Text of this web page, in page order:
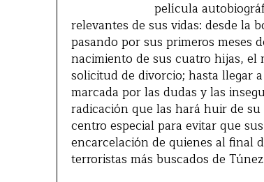
película
relevantes de sus vidas: desde
pasando por sus primeros meses
nacimiento de sus cuatro hijas, el
solicitud de divorcio; hasta llegar
marcada por las dudas y las
radicación que las hará huir de
centro especial para evitar que
encarcelación de quienes al final
terroristas más buscados de Túnez.